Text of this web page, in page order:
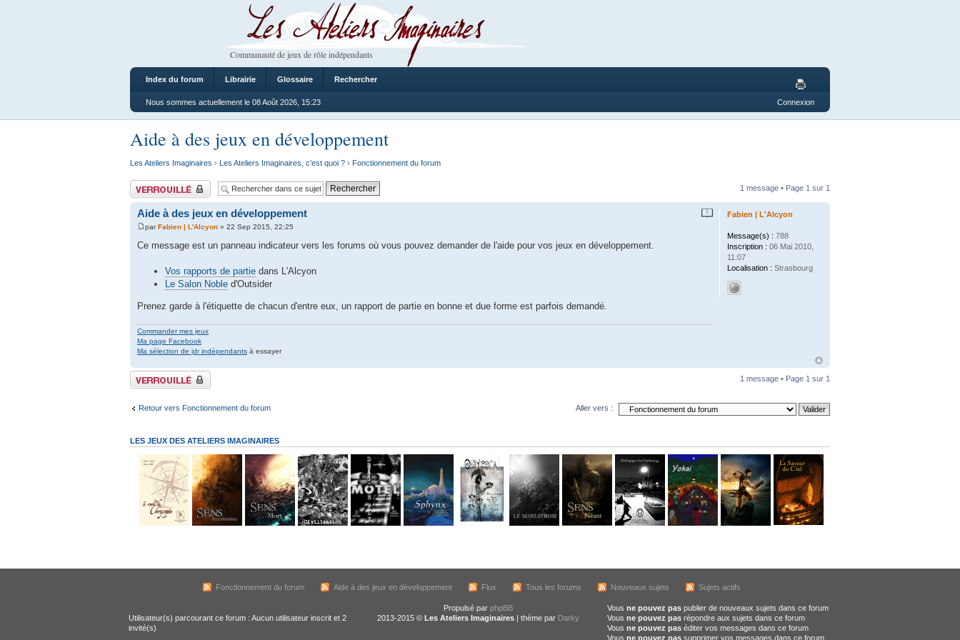
Les Ateliers Imaginaires
Communauté de jeux de rôle indépendants
Index du forum Librairie Glossaire Rechercher
Nous sommes actuellement le 08 Août 2026, 15:23 Connexion
Aide à des jeux en développement
Les Ateliers Imaginaires › Les Ateliers Imaginaires, c’est quoi ? › Fonctionnement du forum
Sujet verrouillé 1 message • Page 1 sur 1
Aide à des jeux en développement
parFabien | L'Alcyon » 22 Sep 2015, 22:25
Ce message est un panneau indicateur vers les forums où vous pouvez demander de l'aide pour vos jeux en développement.
Vos rapports de partie dans L'Alcyon
Le Salon Noble d'Outsider
Prenez garde à l'étiquette de chacun d'entre eux, un rapport de partie en bonne et due forme est parfois demandé.
Commander mes jeux
Ma page Facebook
Ma sélection de jdr indépendants à essayer
Fabien | L'Alcyon
Message(s) : 788
Inscription : 06 Mai 2010,
11:07
Localisation : Strasbourg
Sujet verrouillé 1 message • Page 1 sur 1
Retour vers Fonctionnement du forum Aller vers :
LES JEUX DES ATELIERS IMAGINAIRES
Fonctionnement du forum Aide à des jeux en développement Flux Tous les forums Nouveaux sujets Sujets actifs
Utilisateur(s) parcourant ce forum : Aucun utilisateur inscrit et 2
invité(s)
Vous ne pouvez paspublier de nouveaux sujets dans ce forum
Vous ne pouvez pasrépondre aux sujets dans ce forum
Vous ne pouvez paséditer vos messages dans ce forum
Vous ne pouvez passupprimer vos messages dans ce forum
Propulsé par phpBB
2013-2015 © Les Ateliers Imaginaires | thème par Darky